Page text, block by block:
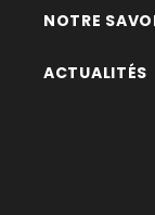
NOTRE
ACTUALITÉS